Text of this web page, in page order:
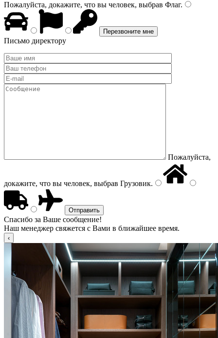
Пожалуйста, докажите, что вы человек, выбрав Флаг.
Письмо директору
Пожалуйста,
докажите, что вы человек, выбрав Грузовик.
Спасибо за Ваше сообщение!
Наш менеджер свяжется с Вами в ближайшее время.